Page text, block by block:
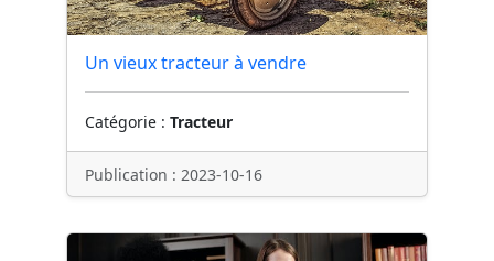
Un vieux tracteur à vendre
Catégorie : Tracteur
Publication : 2023-10-16